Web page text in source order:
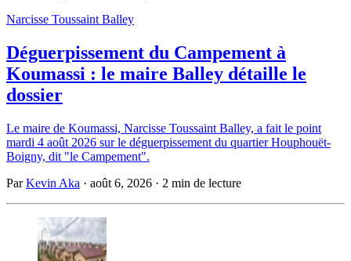
Narcisse Toussaint Balley
Déguerpissement du Campement à
Koumassi : le maire Balley détaille le
dossier
Le maire de Koumassi, Narcisse Toussaint Balley, a fait le point
mardi 4 août 2026 sur le déguerpissement du quartier Houphouët-
Boigny, dit "le Campement".
ParKevin Aka · août 6, 2026 · 2 min de lecture